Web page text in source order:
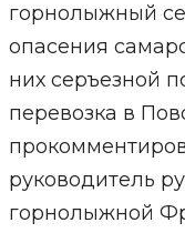
горнолыжный
опасения
них серъезной
перевозка в
руководитель
горнолыжной